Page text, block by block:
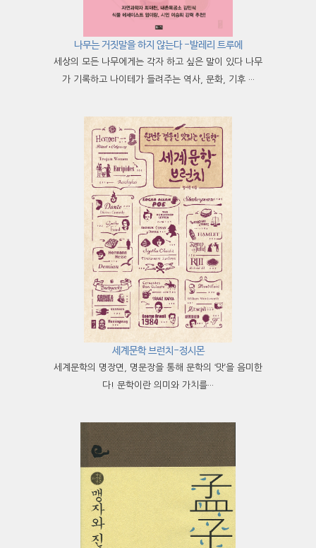
나무는 거짓말을 하지 않는다 -발레리 트루에
세상의 모든 나무에게는 각자 하고 싶은 말이 있다 나무
가 기록하고 나이테가 들려주는 역사, 문화, 기후 ···
세계문학 브런치-정시몬
세계문학의 명장면, 명문장을 통해 문학의 ‘맛’을 음미한
다! 문학이란 의미와 가치를···